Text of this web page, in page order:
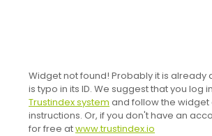
Widget not found! Probably it is already
is typo in its ID. We suggest that you log
Trustindex system and follow the
instructions. Or, if you don't have an
for free atwww.trustindex.io